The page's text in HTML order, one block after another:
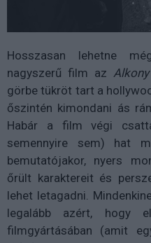
Hosszasan lehetne
nagyszerű film az
görbe tükröt tart a
őszintén kimondani ás
Habár a film végi
semennyire sem) hat
bemutatójakor, nyers
őrült karaktereit és
lehet letagadni.
legalább azért, hogy
filmgyártásában (amit